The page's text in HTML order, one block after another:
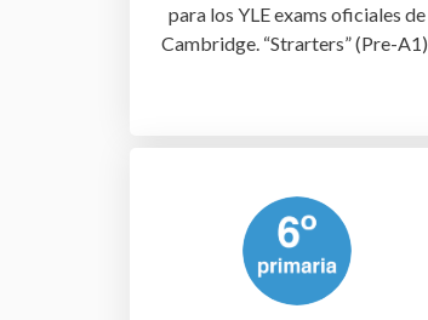
para los YLE exams oficiales de
Cambridge. “Strarters” (Pre-A1).